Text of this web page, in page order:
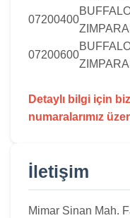
07200400
07200600
Detaylı bilgi için
numaralarımız
İletişim
Mimar Sinan Mah.